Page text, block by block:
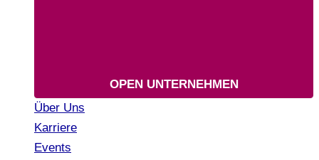
OPEN UNTERNEHMEN
Über Uns
Karriere
Events